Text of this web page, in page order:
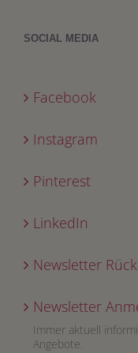
SOCIAL MEDIA
Facebook
Instagram
Pinterest
LinkedIn
Newsletter
Newsletter
Immer aktuell
Angebote.